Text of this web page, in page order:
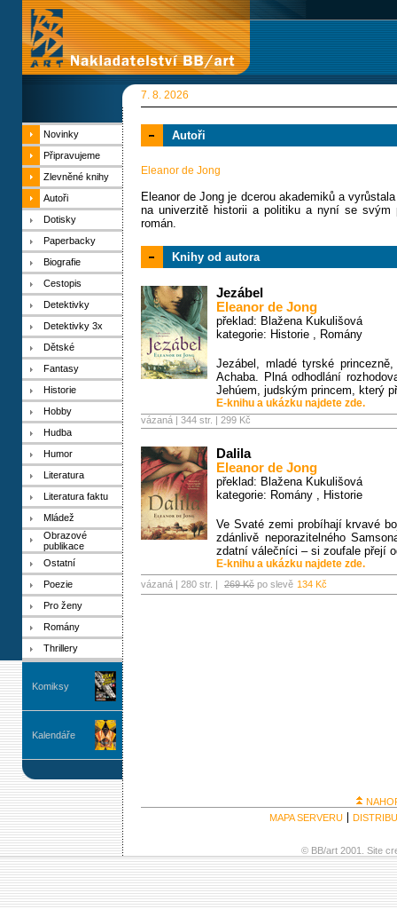
7. 8. 2026
Novinky
Připravujeme
Zlevněné knihy
Autoři
Dotisky
Paperbacky
Biografie
Cestopis
Detektivky
Detektivky 3x
Dětské
Fantasy
Historie
Hobby
Hudba
Humor
Literatura
Literatura faktu
Mládež
Obrazové
publikace
Ostatní
Poezie
Pro ženy
Romány
Thrillery
Komiksy
Kalendáře
Autoři
Eleanor de Jong
Eleanor de Jong je dcerou akademiků a
na univerzitě historii a politiku a nyní se
román.
Knihy od autora
Jezábel
Eleanor de Jong
překlad: Blažena Kukulišová
kategorie: Historie , Romány
Jezábel, mladé tyrské
Achaba. Plná odhodlání
Jehúem, judským princem, který
E-knihu a ukázku najdete zde.
vázaná | 344 str. | 299 Kč
Dalila
Eleanor de Jong
překlad: Blažena Kukulišová
kategorie: Romány , Historie
Ve Svaté zemi probíhají krvavé
zdánlivě neporazitelného
zdatní válečníci – si zoufale přejí
E-knihu a ukázku najdete zde.
vázaná | 280 str. | 269 Kč po slevě 134 Kč
MAPA SERVERU
© BB/art 2001. Site